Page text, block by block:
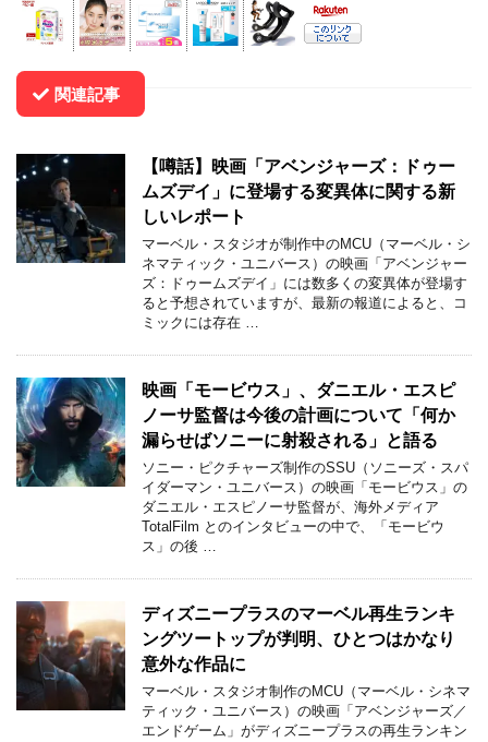
関連記事
【噂話】映画「アベンジャーズ：ドゥー
ムズデイ」に登場する変異体に関する新
しいレポート
マーベル・スタジオが制作中のMCU（マーベル・シ
ネマティック・ユニバース）の映画「アベンジャー
ズ：ドゥームズデイ」には数多くの変異体が登場す
ると予想されていますが、最新の報道によると、コ
ミックには存在 …
映画「モービウス」、ダニエル・エスピ
ノーサ監督は今後の計画について「何か
漏らせばソニーに射殺される」と語る
ソニー・ピクチャーズ制作のSSU（ソニーズ・スパ
イダーマン・ユニバース）の映画「モービウス」の
ダニエル・エスピノーサ監督が、海外メディア
TotalFilm とのインタビューの中で、「モービウ
ス」の後 …
ディズニープラスのマーベル再生ランキ
ングツートップが判明、ひとつはかなり
意外な作品に
マーベル・スタジオ制作のMCU（マーベル・シネマ
ティック・ユニバース）の映画「アベンジャーズ／
エンドゲーム」がディズニープラスの再生ランキン